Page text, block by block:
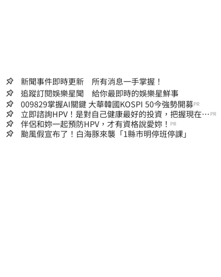
新聞事件即時更新 所有消息一手掌握！
追蹤訂閱娛樂星聞 給你最即時的娛樂星鮮事
009829掌握AI關鍵 大華韓國KOSPI 50今強勢開募PR
立即諮詢HPV！是對自己健康最好的投資，把握現在不
嫌晚！
PR
伴侶和妳一起預防HPV，才有資格說愛妳！ PR
颱風假宣布了！白海豚來襲「1縣市明停班停課」